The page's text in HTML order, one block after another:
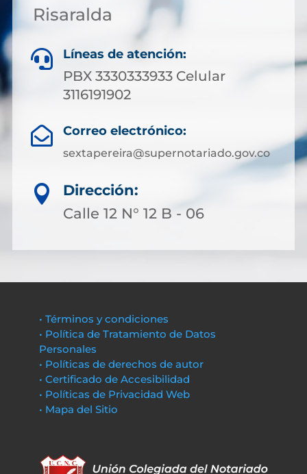
Risaralda
 Líneas de atención:
PBX 3330333933 Celular
3116191902
 Correo electrónico:
sextapereira@supernotariado.gov.co

Dirección:
Calle 12 N° 12 B - 06
• Términos y condiciones
• Política de Tratamiento de Datos
Personales
• Políticas de derechos de autor
• Certificado de Accesibilidad
• Políticas de Privacidad Web
• Mapa del Sitio